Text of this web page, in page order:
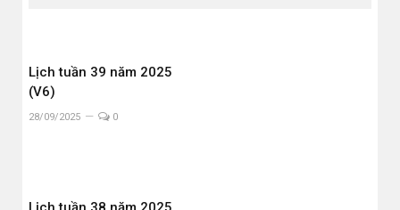
Lịch tuần 39 năm 2025
(V6)
28/09/2025 0